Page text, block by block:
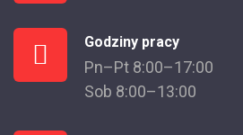
Godziny pracy
Pn–Pt 8:00–17:00
Sob 8:00–13:00